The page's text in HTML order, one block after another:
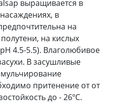
выращивается в
в
на
на кислых
4.5-5.5). Влаголюбивое
В засушливые
притенение от от
до - 26ºC.